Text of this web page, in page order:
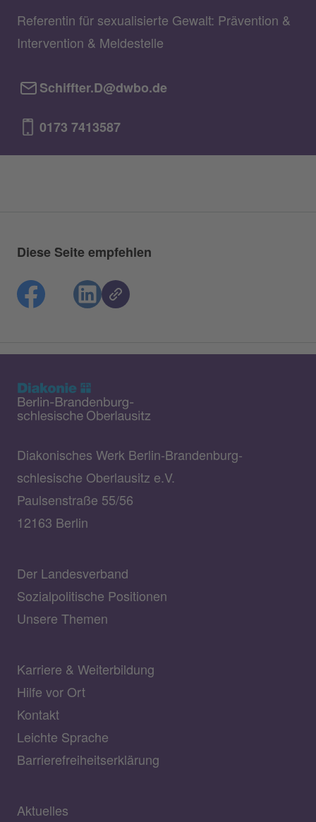
Referentin für sexualisierte Gewalt: Prävention &
Intervention & Meldestelle
Schiffter.D@dwbo.de
0173 7413587
Diese Seite empfehlen
Diakonisches Werk Berlin-Brandenburg-
schlesische Oberlausitz e.V.
Paulsenstraße 55/56
12163 Berlin
Der Landesverband
Sozialpolitische Positionen
Unsere Themen
Karriere & Weiterbildung
Hilfe vor Ort
Kontakt
Leichte Sprache
Barrierefreiheitserklärung
Aktuelles